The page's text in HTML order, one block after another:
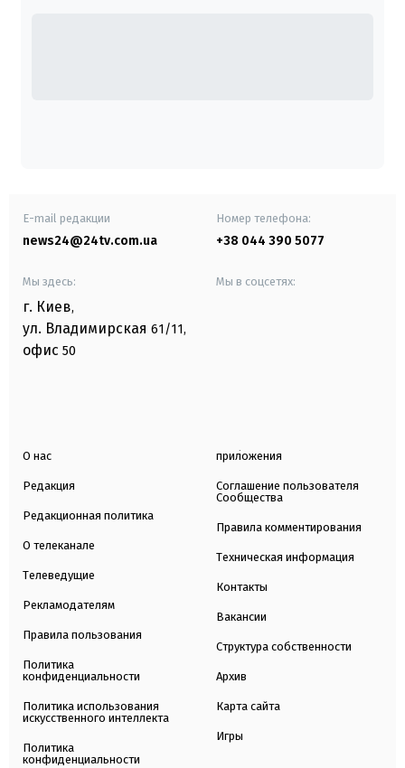
E-mail редакции
news24@24tv.com.ua
Номер телефона:
+38 044 390 5077
Мы здесь:
г. Киев,
ул. Владимирская 61/11,
офис 50
Мы в соцсетях:
О нас
Редакция
Редакционная политика
О телеканале
Телеведущие
Рекламодателям
Правила пользования
Политика
конфиденциальности
Политика использования
искусственного интеллекта
Политика
конфиденциальности
приложения
Соглашение пользователя
Сообщества
Правила комментирования
Техническая информация
Контакты
Вакансии
Структура собственности
Архив
Карта сайта
Игры